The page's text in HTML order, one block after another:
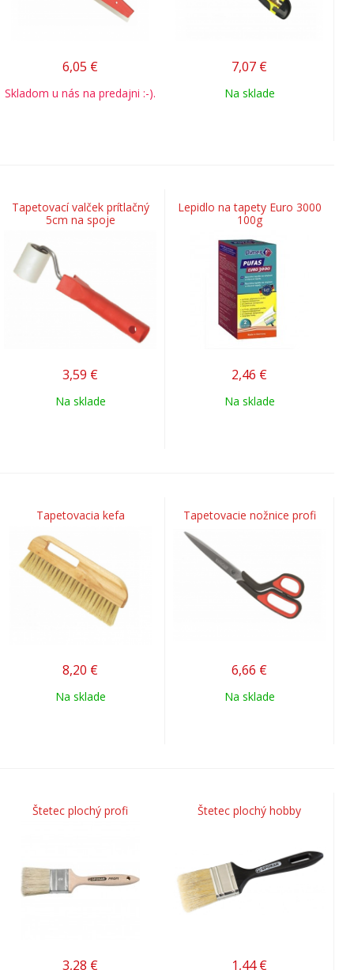
6,05 €
Skladom u nás na predajni :-).
7,07 €
Na sklade
Tapetovací valček prítlačný
5cm na spoje
3,59 €
Na sklade
Lepidlo na tapety Euro 3000
100g
2,46 €
Na sklade
Tapetovacia kefa
8,20 €
Na sklade
Tapetovacie nožnice profi
6,66 €
Na sklade
Štetec plochý profi
3,28 €
Štetec plochý hobby
1,44 €